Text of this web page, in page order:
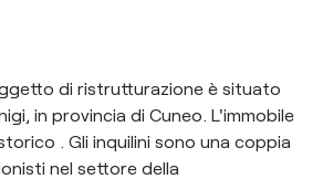
di ristrutturazione è situato
in provincia di Cuneo. L'immobile
. Gli inquilini sono una coppia
nel settore della